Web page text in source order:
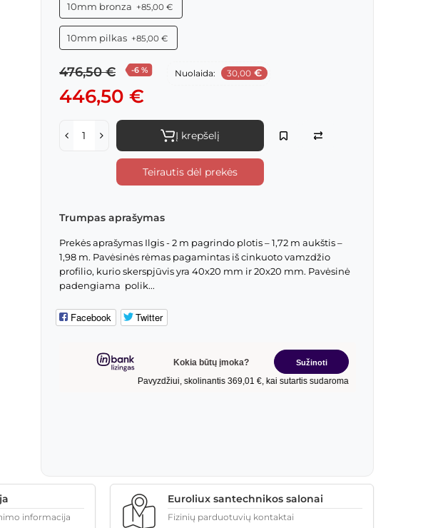
10mm bronza +85,00 €
10mm pilkas +85,00 €
476,50 € -6 % Nuolaida: 30,00€
446,50 €
Į krepšelį
Teirautis dėl prekės
Trumpas aprašymas
Prekės aprašymas Ilgis - 2 m pagrindo plotis – 1,72 m aukštis –
1,98 m. Pavėsinės rėmas pagamintas iš cinkuoto vamzdžio
profilio, kurio skerspjūvis yra 40x20 mm ir 20x20 mm. Pavėsinė
padengiama polik...
Facebook Twitter
informacija
Euroliux santechnikos salonai
Fizinių parduotuvių kontaktai